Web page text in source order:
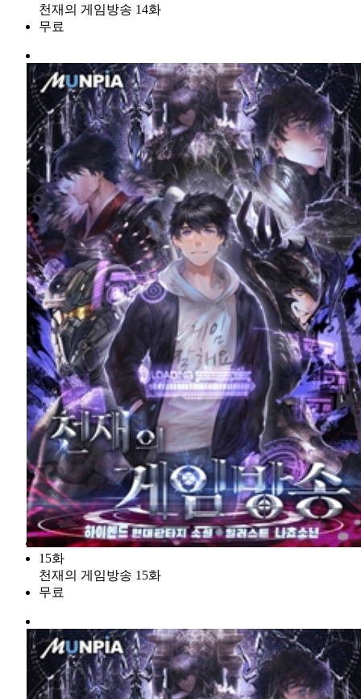
천재의 게임방송 14화
무료
15화
천재의 게임방송 15화
무료